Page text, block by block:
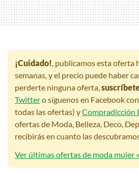
¡Cuidado!, publicamos esta oferta
semanas, y el precio puede haber
perderte ninguna oferta,
Twittero síguenos en Facebook con
todas las ofertas) yCompradicción
ofertas de Moda, Belleza, Deco,
recibirás en cuanto las
Ver últimas ofertas de moda mujer »